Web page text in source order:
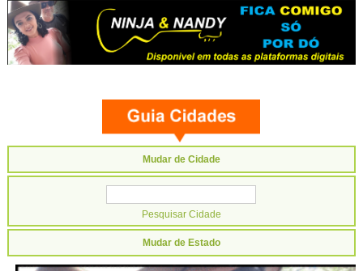
Mudar de Cidade
Mudar de Estado